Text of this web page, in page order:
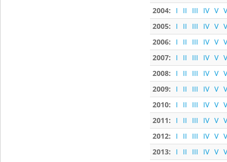
2004:
I II III IV V
2005:
I II III IV V
2006:
I II III IV V
2007:
I II III IV V
2008:
I II III IV V
2009:
I II III IV V
2010:
I II III IV V
2011:
I II III IV V
2012:
I II III IV V
2013:
I II III IV V